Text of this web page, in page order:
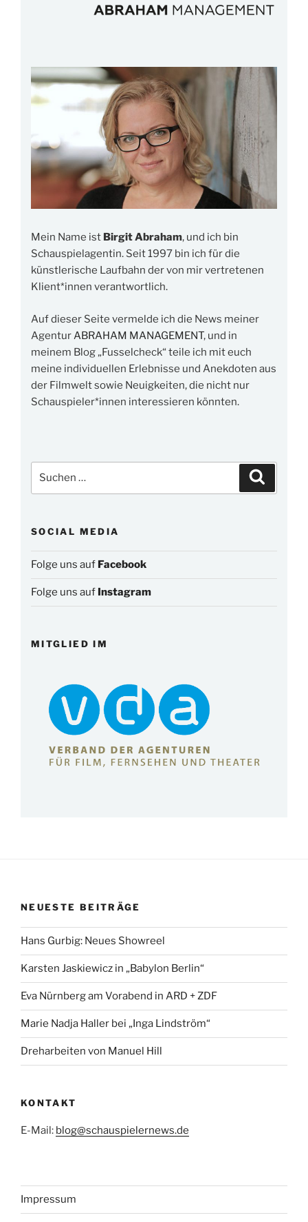
Mein Name ist Birgit Abraham, und ich bin
Schauspielagentin. Seit 1997 bin ich für die
künstlerische Laufbahn der von mir vertretenen
Klient*innen verantwortlich.
Auf dieser Seite vermelde ich die News meiner
Agentur ABRAHAM MANAGEMENT, und in
meinem Blog „Fusselcheck“ teile ich mit euch
meine individuellen Erlebnisse und Anekdoten aus
der Filmwelt sowie Neuigkeiten, die nicht nur
Schauspieler*innen interessieren könnten.
nach:
SOCIAL MEDIA
Folge uns auf Facebook
Folge uns auf Instagram
MITGLIED IM
NEUESTE BEITRÄGE
Hans Gurbig: Neues Showreel
Karsten Jaskiewicz in „Babylon Berlin“
Eva Nürnberg am Vorabend in ARD + ZDF
Marie Nadja Haller bei „Inga Lindström“
Dreharbeiten von Manuel Hill
KONTAKT
E-Mail: blog@schauspielernews.de
Impressum